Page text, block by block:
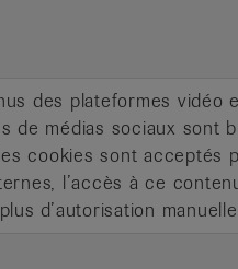
des plateformes vidéo
de médias sociaux sont
cookies sont acceptés
l’accès à ce
d’autorisation